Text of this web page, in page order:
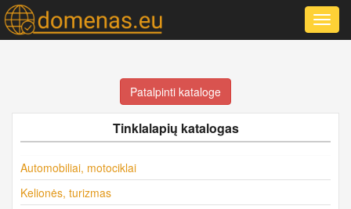
Patalpinti kataloge
Tinklalapių katalogas
Automobiliai, motociklai
Kelionės, turizmas